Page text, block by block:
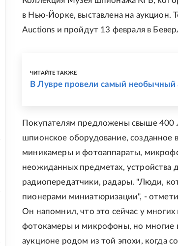
в Нью-Йорке, выставлена на аукцион.
Auctions и пройдут 13 февраля в
ЧИТАЙТЕ ТАКЖЕ
В Лувре провели самый необычный
Покупателям предложены свыше 400
шпионское оборудование,
миникамеры и фотоаппараты,
неожиданных предметах, устройства
радиопередатчики, радары. "Люди,
пионерами миниатюризации", -
Он напомнил, что это сейчас у
фотокамеры и микрофоны, но многие
аукционе родом из той эпохи, когда